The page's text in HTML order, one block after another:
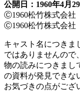
公開日：1960年4月29
Ⓒ1960松竹株式会社
Ⓒ1960松竹株式会社
キャスト名につきま
ではありませんので
物の読みにつきまし
の資料が発見できな
お気づきの点がござ